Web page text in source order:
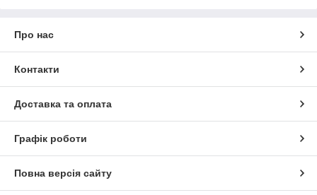
Про нас
Контакти
Доставка та оплата
Графік роботи
Повна версія сайту